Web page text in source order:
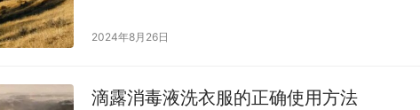
眼镜店、在线电商平台或者官方授权的销售渠道，
2024年8月26日
滴露消毒液洗衣服的正确使用方法